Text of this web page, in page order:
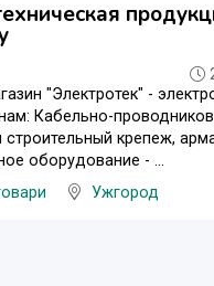
"Электротек" -
Кабельно-
строительный крепеж,
оборудование - ...
Ужгород